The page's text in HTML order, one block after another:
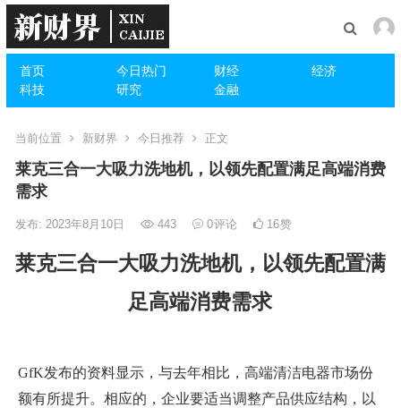
首页 今日热门 财经
经济
科技
研究 金融
当前位置 新财界 今日推荐 正文
莱克三合一大吸力洗地机，以领先配置满足高端消费
需求
发布: 2023年8月10日 443 0评论 16赞
莱克三合一大吸力洗地机，以领先配置满
足高端消费需求
GfK发布的资料显示，与去年相比，高端清洁电器市场份
额有所提升。相应的，企业要适当调整产品供应结构，以